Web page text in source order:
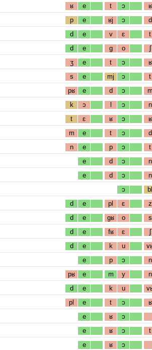
ʁ e t ɔ ʁ
p e ʁj ɔ d
d e v ɛ t
d e g o ʃ
ʒ e t ɔ ʁ
s e mj ɔ t
pʁ e d ɔ m
k ɔ l ɔ n
t ɛ ʁ ɔ ʁ
m e t ɔ d
n e p ɔ t
e d ɔ n
e d ɔ n
ɔ bl
d e pl ɛ z
d e gʁ o s
d e fʁ ɛ ʃ
d e k u
e p ɔ n
pʁ e m y n
d e k u
pl e t ɔ ʁ
e ʁ ɔ
e ʁ ɔ t
e ʁ ɔ